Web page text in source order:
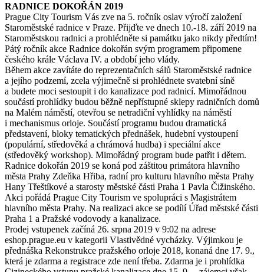
RADNICE DOKOŘÁN 2019
Prague City Tourism Vás zve na 5. ročník oslav výročí založení
Staroměstské radnice v Praze. Přijďte ve dnech 10.-18. září 2019 na
Staroměstskou radnici a prohlédněte si památku jako nikdy předtím!
Pátý ročník akce Radnice dokořán svým programem připomene
českého krále Václava IV. a období jeho vlády.
Během akce zavítáte do reprezentačních sálů Staroměstské radnice
a jejího podzemí, zcela výjimečně si prohlédnete svatební síně
a budete moci sestoupit i do kanalizace pod radnicí. Mimořádnou
součástí prohlídky budou běžně nepřístupné sklepy radničních domů
na Malém náměstí, otevřou se netradiční vyhlídky na náměstí
i mechanismus orloje. Součástí programu budou dramatická
představení, bloky tematických přednášek, hudební vystoupení
(populární, středověká a chrámová hudba) i speciální akce
(středověký workshop). Mimořádný program bude patřit i dětem.
Radnice dokořán 2019 se koná pod záštitou primátora hlavního
města Prahy Zdeňka Hřiba, radní pro kulturu hlavního města Prahy
Hany Třeštíkové a starosty městské části Praha 1 Pavla Čižinského.
Akci pořádá Prague City Tourism ve spolupráci s Magistrátem
hlavního města Prahy. Na realizaci akce se podílí Úřad městské části
Praha 1 a Pražské vodovody a kanalizace.
Prodej vstupenek začíná 26. srpna 2019 v 9:02 na adrese
eshop.prague.eu v kategorii Vlastivědné vycházky. Výjimkou je
přednáška Rekonstrukce pražského orloje 2018, konaná dne 17. 9.,
která je zdarma a registrace zde není třeba. Zdarma je i prohlídka